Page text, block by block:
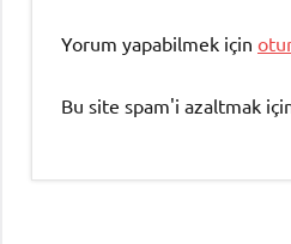
Yalova
Yalova
Yorum yapabilmek için
Bu site spam'i azaltmak